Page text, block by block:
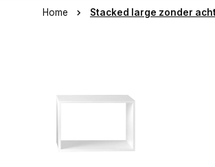
Home Stacked large zonder